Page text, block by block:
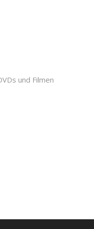
und Filmen